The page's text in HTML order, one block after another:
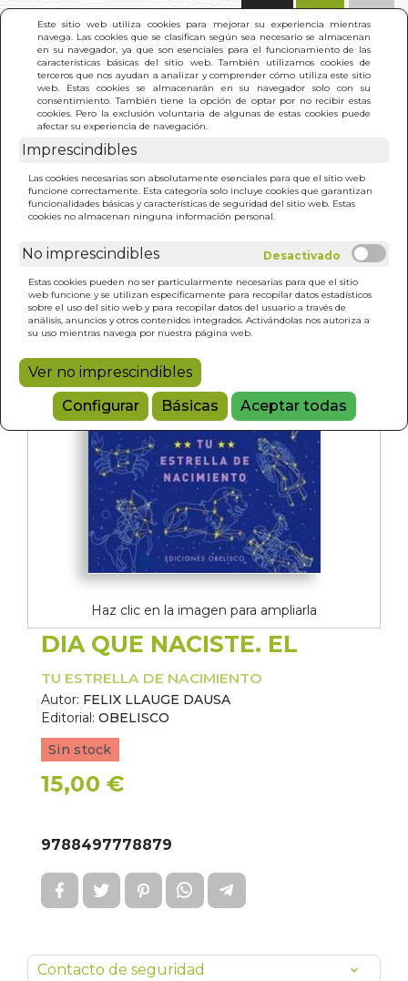
Este sitio web utiliza cookies para mejorar su experiencia mientras
navega. Las cookies que se clasifican según sea necesario se almacenan
en su navegador, ya que son esenciales para el funcionamiento de las
características básicas del sitio web. También utilizamos cookies de
terceros que nos ayudan a analizar y comprender cómo utiliza este sitio
web. Estas cookies se almacenarán en su navegador solo con su
consentimiento. También tiene la opción de optar por no recibir estas
cookies. Pero la exclusión voluntaria de algunas de estas cookies puede
afectar su experiencia de navegación.
Imprescindibles
Las cookies necesarias son absolutamente esenciales para que el sitio web
funcione correctamente. Esta categoría solo incluye cookies que garantizan
funcionalidades básicas y características de seguridad del sitio web. Estas
cookies no almacenan ninguna información personal.
No imprescindibles
Estas cookies pueden no ser particularmente necesarias para que el sitio
web funcione y se utilizan específicamente para recopilar datos estadísticos
sobre el uso del sitio web y para recopilar datos del usuario a través de
análisis, anuncios y otros contenidos integrados. Activándolas nos autoriza a
su uso mientras navega por nuestra página web.
Ver no imprescindibles
Configurar
Básicas Aceptar todas
INICIO > DIA QUE NACISTE. EL
Haz clic en la imagen para ampliarla
DIA QUE NACISTE. EL
TU ESTRELLA DE NACIMIENTO
Autor: FELIX LLAUGE DAUSA
Editorial: OBELISCO
Sin stock
15,00 €
9788497778879
Contacto de seguridad